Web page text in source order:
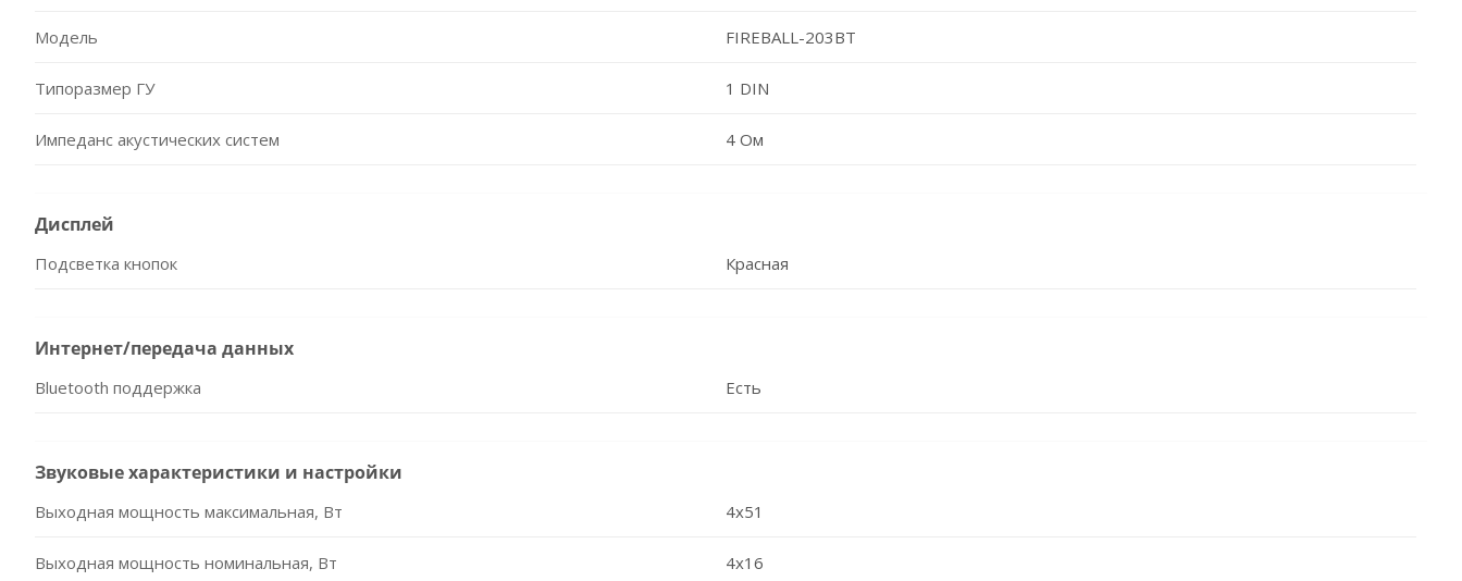
Модель FIREBALL-203BT
Типоразмер ГУ 1 DIN
Импеданс акустических систем 4 Ом
Дисплей
Подсветка кнопок Красная
Интернет/передача данных
Bluetooth поддержка Есть
Звуковые характеристики и настройки
Выходная мощность максимальная, Вт 4x51
Выходная мощность номинальная, Вт 4x16